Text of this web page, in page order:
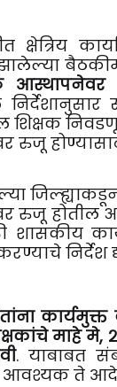
क्षेत्रिय
आस्थापनेवर
शिक्षक
रुजू
रुजू होतील असे
शासकीय
निर्देश
माहे
. याबाबत
ते